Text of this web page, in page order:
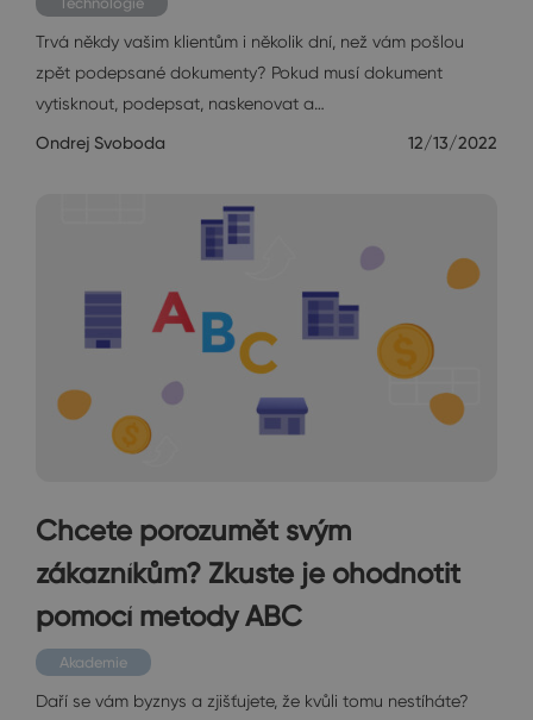
Trvá někdy vašim klientům i několik dní, než vám pošlou
zpět podepsané dokumenty? Pokud musí dokument
vytisknout, podepsat, naskenovat a…
Ondrej Svoboda 12/13/2022
Chcete porozumět svým
zákazníkům? Zkuste je ohodnotit
pomocí metody ABC
Akademie
Daří se vám byznys a zjišťujete, že kvůli tomu nestíháte?